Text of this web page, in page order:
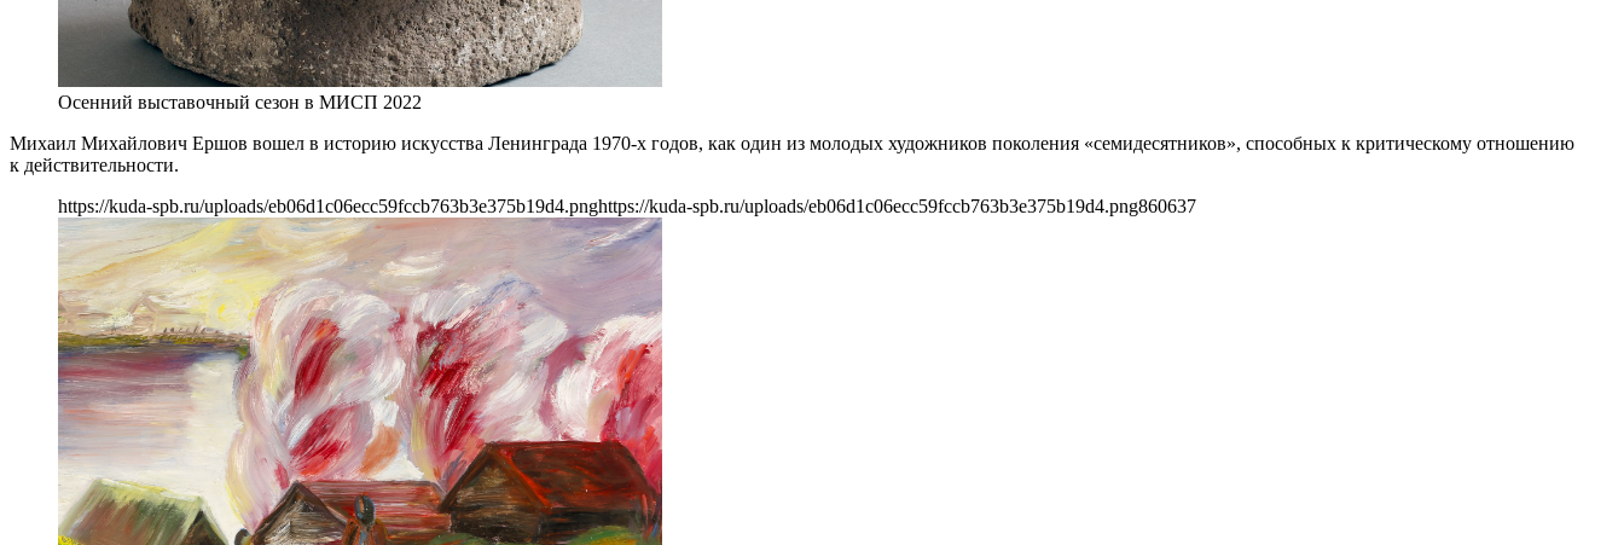
Осенний выставочный сезон в МИСП 2022
Михаил Михайлович Ершов вошел в историю искусства Ленинграда 1970-х годов, как один из молодых художников поколения «семидесятников», способных к критическому отношению
к действительности.
https://kuda-spb.ru/uploads/eb06d1c06ecc59fccb763b3e375b19d4.pnghttps://kuda-spb.ru/uploads/eb06d1c06ecc59fccb763b3e375b19d4.png860637